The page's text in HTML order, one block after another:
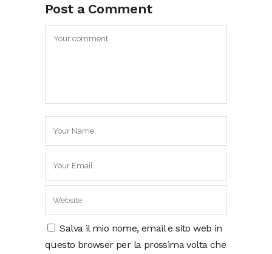
Post a Comment
Salva il mio nome, email e sito web in
questo browser per la prossima volta che